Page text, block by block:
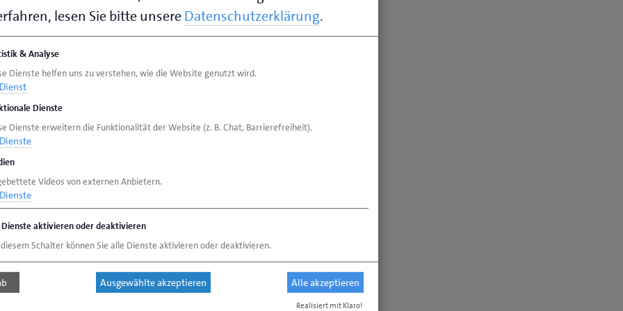
Frauen und Beruf des Landkreises
Ausbildung, Umschulung, Weiterbildung
ob sie erwerbslos sind, den
Veränderung wünschen – die
auch zur besseren Vereinbarkeit
„MINT – Berufe mit Zukunft“ am
dreht sich alles um die sogenannten
und Technik). Denn egal ob
– über 170 MINT-Berufe können in
erlernt werden. Viele davon sind in der
lesen Sie bitte unsereDatenschutzerklärung.
& Analyse
Dienste helfen uns zu verstehen, wie die Website genutzt wird.
Dienst
Dienste
Dienste erweitern die Funktionalität der Website (z. B. Chat, Barrierefreiheit).
Dienste
Videos von externen Anbietern.
Dienste
Dienste aktivieren oder deaktivieren
Schalter können Sie alle Dienste aktivieren oder deaktivieren.
Ausgewählte akzeptieren Alle akzeptieren
Realisiert mit Klaro!